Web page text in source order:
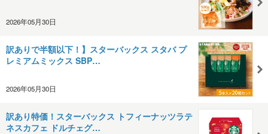
2026年05月30日
訳ありで半額以下！】スターバックス スタバ プ
レミアムミックス SBP…
2026年05月30日
訳あり特価！スターバックス トフィーナッツラテ
ネスカフェ ドルチェグ…